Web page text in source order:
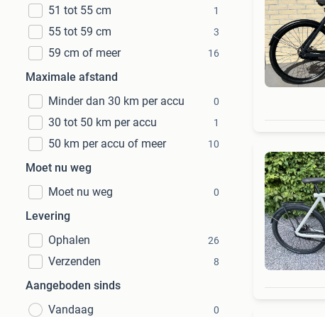
51 tot 55 cm 1
55 tot 59 cm 3
59 cm of meer 16
Maximale afstand
Minder dan 30 km per accu
0
30 tot 50 km per accu 1
50 km per accu of meer 10
Moet nu weg
Moet nu weg
0
Levering
Ophalen
26
Verzenden 8
Aangeboden sinds
Vandaag
0